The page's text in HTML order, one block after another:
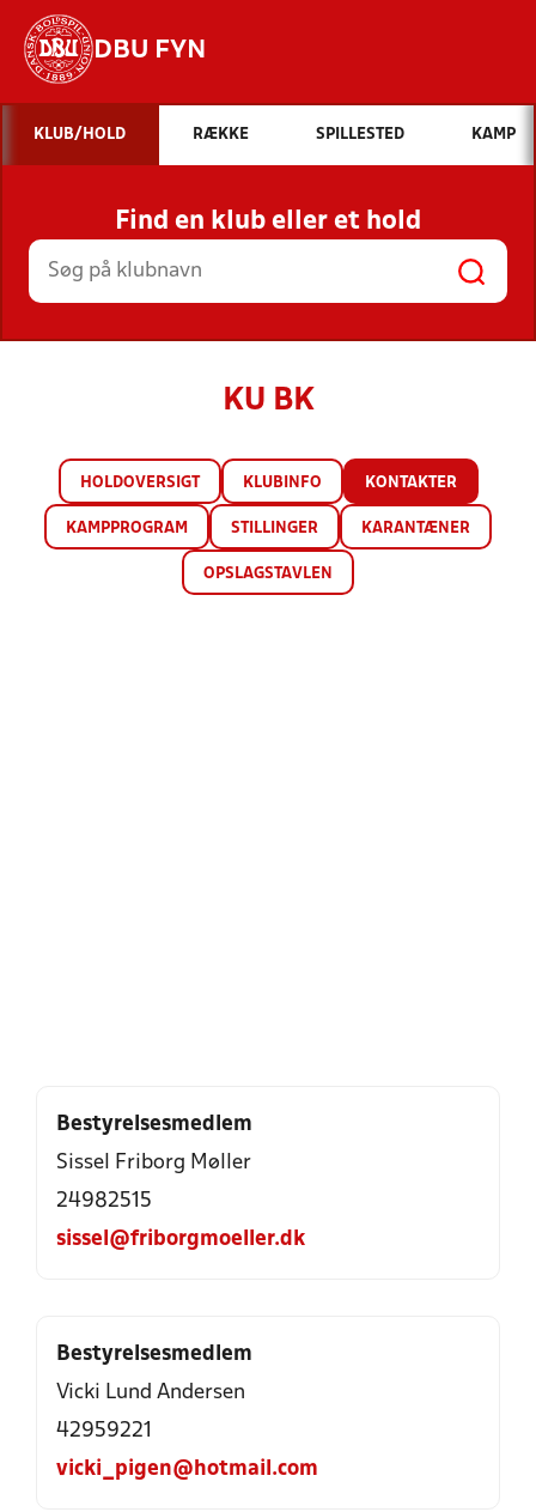
DBU FYN
Hvad vil du søge efter?
INDHOLD OG NYHEDER
STILLINGER, RESULTATER, KLUBBER OG
HOLD
KLUB/HOLD RÆKKE SPILLESTED KAMP
Find en klub eller et hold
KU BK
HOLDOVERSIGT KLUBINFO KONTAKTER
KAMPPROGRAM STILLINGER KARANTÆNER
OPSLAGSTAVLEN
Bestyrelsesmedlem
Sissel Friborg Møller
24982515
sissel@friborgmoeller.dk
Bestyrelsesmedlem
Vicki Lund Andersen
42959221
vicki_pigen@hotmail.com